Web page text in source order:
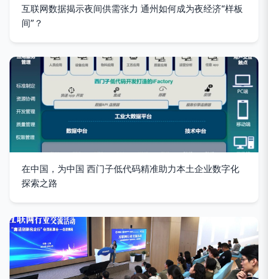
互联网数据揭示夜间供需张力 通州如何成为夜经济“样板
间”？
在中国，为中国 西门子低代码精准助力本土企业数字化
探索之路